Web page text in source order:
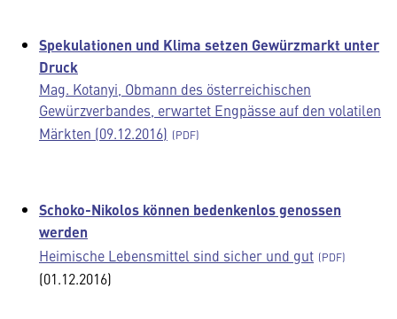
Spekulationen und Klima setzen Gewürzmarkt unter
Druck
Mag. Kotanyi, Obmann des österreichischen
Gewürzverbandes, erwartet Engpässe auf den volatilen
Märkten (09.12.2016)
Schoko-Nikolos können bedenkenlos genossen
werden
Heimische Lebensmittel sind sicher und gut
(01.12.2016)